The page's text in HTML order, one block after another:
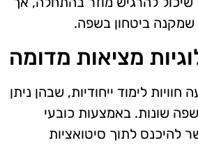
ביטחון בשפה.
מציאות מדומה
לימוד ייחודיות, שבהן ניתן
שונות. באמצעות כובעי
להיכנס לתוך סיטואציות